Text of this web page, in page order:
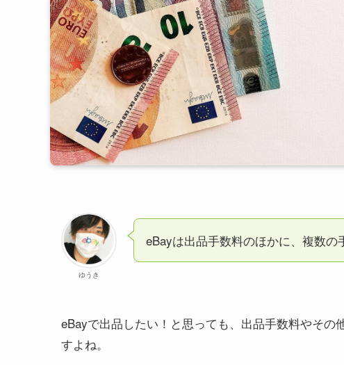
ゆうき
eBayは出品手数料のほかに、複数の
eBayで出品したい！と思っても、出品手数料やそ
すよね。